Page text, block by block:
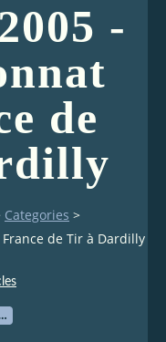
-
de
Categories >
de Tir à Dardilly